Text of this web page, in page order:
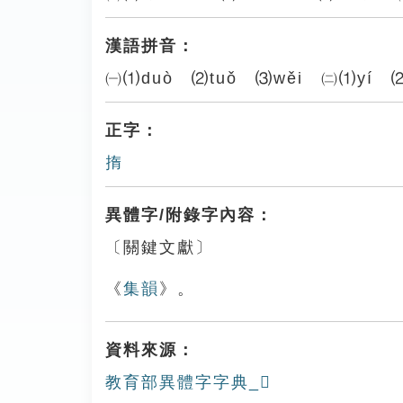
漢語拼音：
㈠⑴duò ⑵tuǒ ⑶wěi ㈡⑴yí
正字：
㨊
異體字/附錄字內容：
〔關鍵文獻〕
《集韻 》。
資料來源：
教育部異體字字典_𢸦